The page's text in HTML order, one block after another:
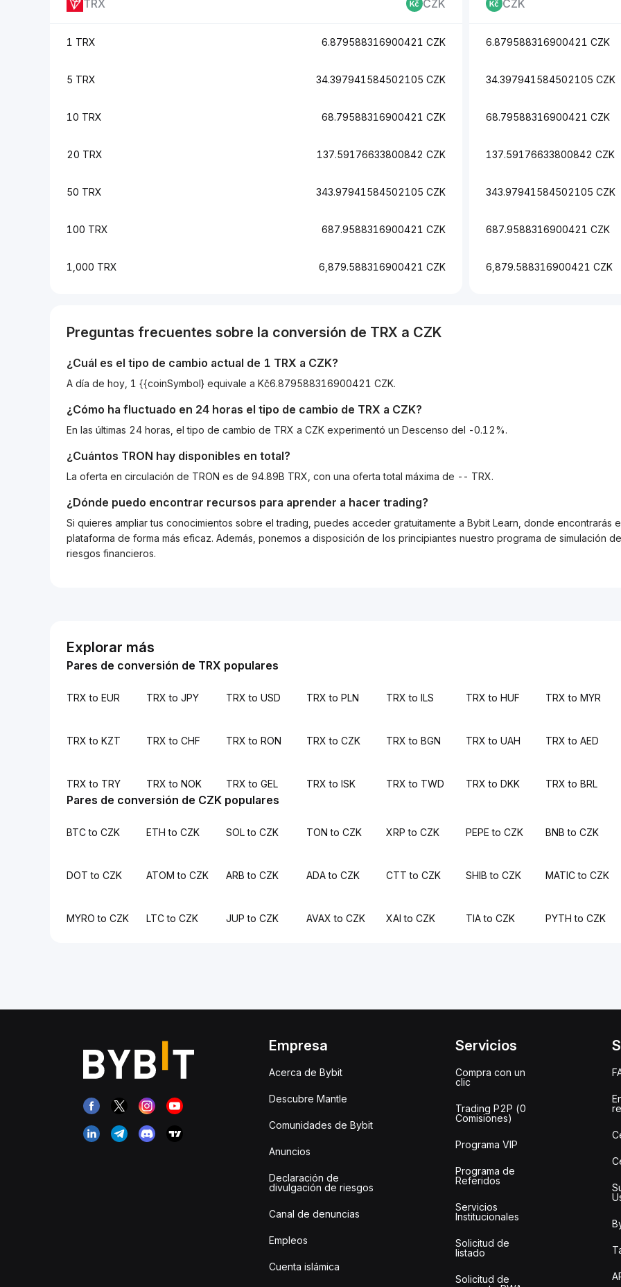
TRX CZK
1 TRX 6.879588316900421 CZK
5 TRX 34.397941584502105 CZK
10 TRX 68.79588316900421 CZK
20 TRX 137.59176633800842 CZK
50 TRX 343.97941584502105 CZK
100 TRX 687.9588316900421 CZK
1,000 TRX 6,879.588316900421 CZK
CZK
6.879588316900421 CZK
34.397941584502105 CZK
68.79588316900421 CZK
137.59176633800842 CZK
343.97941584502105 CZK
687.9588316900421 CZK
6,879.588316900421 CZK
Preguntas frecuentes sobre la conversión de TRX a CZK
¿Cuál es el tipo de cambio actual de 1 TRX a CZK?
A día de hoy, 1 {{coinSymbol} equivale a Kč6.879588316900421 CZK.
¿Cómo ha fluctuado en 24 horas el tipo de cambio de TRX a CZK?
En las últimas 24 horas, el tipo de cambio de TRX a CZK experimentó un Descenso del -0.12%.
¿Cuántos TRON hay disponibles en total?
La oferta en circulación de TRON es de 94.89B TRX, con una oferta total máxima de -- TRX.
¿Dónde puedo encontrar recursos para aprender a hacer trading?
Si quieres ampliar tus conocimientos sobre el trading, puedes acceder gratuitamente a Bybit Learn, donde encontrarás
plataforma de forma más eficaz. Además, ponemos a disposición de los principiantes nuestro programa de simulación
riesgos financieros.
Explorar más
Pares de conversión de TRX populares
TRX to EUR TRX to JPY TRX to USD TRX to PLN TRX to ILS TRX to HUF TRX to MYR
TRX to KZT TRX to CHF TRX to RON TRX to CZK TRX to BGN TRX to UAH TRX to AED
TRX to TRY TRX to NOK TRX to GEL TRX to ISK TRX to TWD TRX to DKK TRX to BRL
Pares de conversión de CZK populares
BTC to CZK ETH to CZK SOL to CZK TON to CZK XRP to CZK PEPE to CZK BNB to CZK
DOT to CZK ATOM to CZK ARB to CZK ADA to CZK CTT to CZK SHIB to CZK MATIC to CZK
MYRO to CZK LTC to CZK JUP to CZK AVAX to CZK XAI to CZK TIA to CZK PYTH to CZK
Empresa
Acerca de Bybit
Descubre Mantle
Comunidades de Bybit
Anuncios
Declaración de
divulgación de riesgos
Canal de denuncias
Empleos
Cuenta islámica
Servicios
Compra con un
clic
Trading P2P (0
Comisiones)
Programa VIP
Programa de
Referidos
Servicios
Institucionales
Solicitud de
listado
Solicitud de